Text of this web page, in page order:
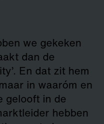
we gekeken
dan de
En dat zit hem
in waaróm en
gelooft in de
hebben